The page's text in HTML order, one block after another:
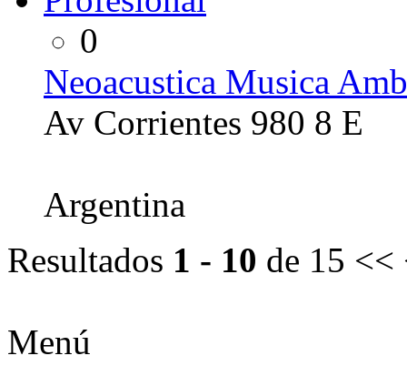
0
Neoacustica Musica
Av Corrientes 980 8 E
Argentina
Resultados 1 - 10 de 15 <<
Menú